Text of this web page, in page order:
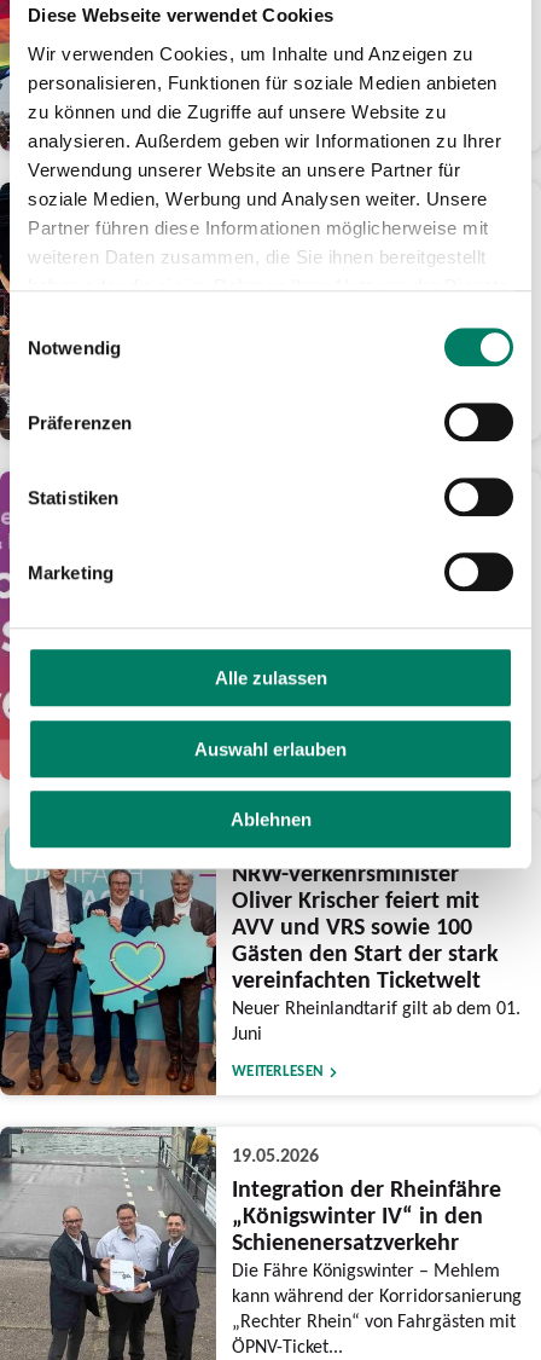
Diese Webseite verwendet Cookies
Wir verwenden Cookies, um Inhalte und Anzeigen zu
personalisieren, Funktionen für soziale Medien anbieten
zu können und die Zugriffe auf unsere Website zu
analysieren. Außerdem geben wir Informationen zu Ihrer
Verwendung unserer Website an unsere Partner für
soziale Medien, Werbung und Analysen weiter. Unsere
Partner führen diese Informationen möglicherweise mit
weiteren Daten zusammen, die Sie ihnen bereitgestellt
Einwilligungsauswahl
Notwendig
Präferenzen
Statistiken
Marketing
Alle zulassen
Auswahl erlauben
Ablehnen
Tage für nur 24 Euro im
Ticket-Angebot ist online oder als
Handyticket erhältlich
01.06.2026
KöllePally lässt den
Tanzbrunnen eskalieren:
Ausbilder Schmidt und Laurin
frühsommerliche Fahrten
Aktion ihre Tarifreformen und wollen
den Luftlinientarif noch bekannter
machen
WEITERLESEN
NRW-Verkehrsminister
Oliver Krischer feiert mit
AVV und VRS sowie 100
Gästen den Start der stark
vereinfachten Ticketwelt
Neuer Rheinlandtarif gilt ab dem 01.
Juni
WEITERLESEN
19.05.2026
Integration der Rheinfähre
„Königswinter IV“ in den
Schienenersatzverkehr
Die Fähre Königswinter – Mehlem
kann während der Korridorsanierung
„Rechter Rhein“ von Fahrgästen mit
ÖPNV-Ticket...